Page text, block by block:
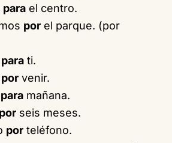
para el centro.
por el parque. (por
para ti.
por venir.
para mañana.
por seis meses.
por teléfono.